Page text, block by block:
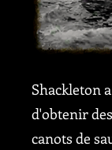
Shackleton
d'obtenir
canots de